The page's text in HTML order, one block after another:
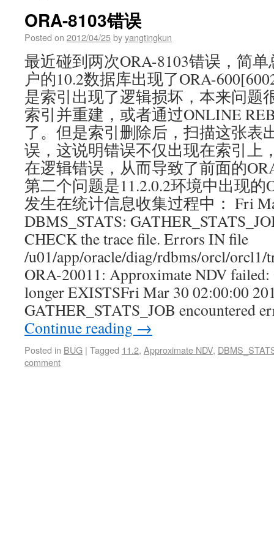
ORA-8103错误
Posted on 2012/04/25byyangtingkun
最近碰到两次ORA-8103错误，简
户的10.2数据库出现了ORA-
是索引出现了逻辑损坏，本来问题
索引并重建，或者通过ONLINE
了。但是索引删除后，扫描这张表
误，这说明错误不仅出现在索引上
在逻辑错误，从而导致了前面的
第二个问题是11.2.0.2环境中出现的
发生在统计信息收集过程中： Fri
DBMS_STATS:
CHECK the trace file. Errors IN file
/u01/app/oracle/diag/rdbms/orcl/
ORA-20011: Approximate NDV
longer EXISTSFri Mar 30 02:00:00
GATHER_STATS_JOB encountered
Continue reading →
Posted in BUG | Tagged 11.2, Approximate NDV,
comment